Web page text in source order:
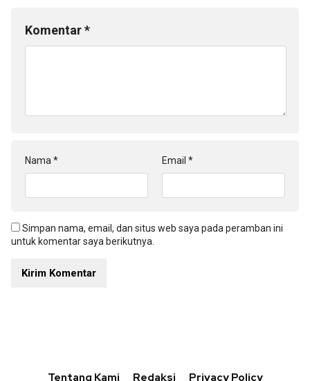
Komentar*
Nama * Email *
Simpan nama, email, dan situs web saya pada peramban ini
untuk komentar saya berikutnya.
Tentang Kami Redaksi Privacy Policy